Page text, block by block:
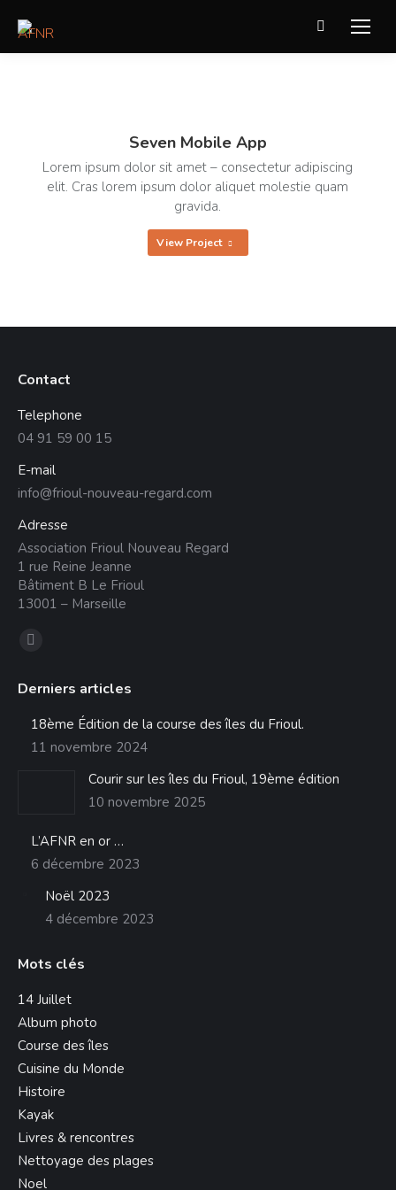
Recherche
:
Seven Mobile App
Lorem ipsum dolor sit amet – consectetur adipiscing
elit. Cras lorem ipsum dolor aliquet molestie quam
gravida.
View Project
Contact
Telephone
04 91 59 00 15
E-mail
info@frioul-nouveau-regard.com
Adresse
Association Frioul Nouveau Regard
1 rue Reine Jeanne
Bâtiment B Le Frioul
13001 – Marseille
Trouvez nous sur :
La
Facebook
s'ouvre
dans
Derniers articles
18ème Édition de la course des îles du Frioul.
11 novembre 2024
Courir sur les îles du Frioul, 19ème édition
10 novembre 2025
L’AFNR en or …
6 décembre 2023
Noël 2023
4 décembre 2023
Mots clés
14 Juillet
Album photo
Course des îles
Cuisine du Monde
Histoire
Kayak
Livres & rencontres
Nettoyage des plages
Noel